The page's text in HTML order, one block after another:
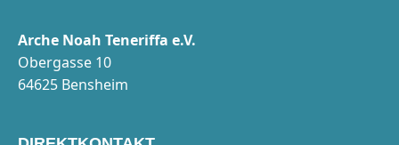
Arche Noah Teneriffa e.V.
Obergasse 10
64625 Bensheim